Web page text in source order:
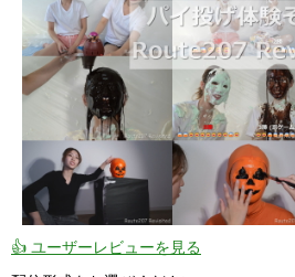
👍 ユーザーレビューを見る